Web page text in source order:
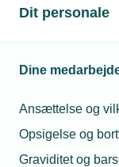
Dit personale
Dine
Ansættelse og
Opsigelse og
Graviditet og
Du
Denne side er